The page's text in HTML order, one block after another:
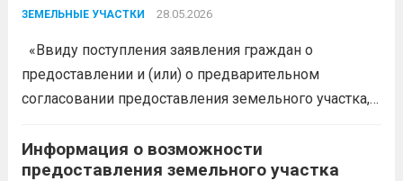
39.18 ЗК РФ информирует о возможности
ЗЕМЕЛЬНЫЕ УЧАСТКИ 28.05.2026
«Ввиду поступления заявления граждан о
предоставлении и (или) о предварительном
согласовании предоставления земельного участка,
Белореченский муниципальный район
Краснодарского края в соответствии с пп. 1 п. 1 ст.
Информация о возможности
предоставления земельного участка